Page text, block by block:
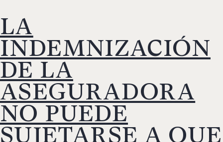
LA
INDEMNIZACIÓN
DE LA
ASEGURADORA
NO PUEDE
SUJETARSE A QUE